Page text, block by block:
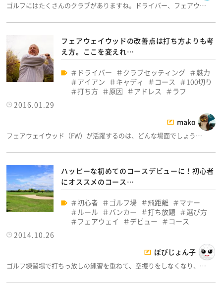
ゴルフにはたくさんのクラブがありますね。ドライバー、フェアウ…
フェアウェイウッドの改善点は打ち方よりも考
え方。ここを変えれ…
ドライバー クラブセッティング
魅力
アイアン
キャディ コース
100切り
打ち方
原因 アドレス
ラフ
2016.01.29
mako
フェアウェイウッド（FW）が活躍するのは、どんな場面でしょう…
ハッピーな初めてのコースデビューに！初心者
にオススメのコース…
初心者 ゴルフ場 飛距離
マナー
ルール
バンカー 打ち放題
選び方
フェアウェイ
デビュー
コース
2014.10.26
ぼびじょん子
ゴルフ練習場で打ちっ放しの練習を重ねて、空振りをしなくなり、…